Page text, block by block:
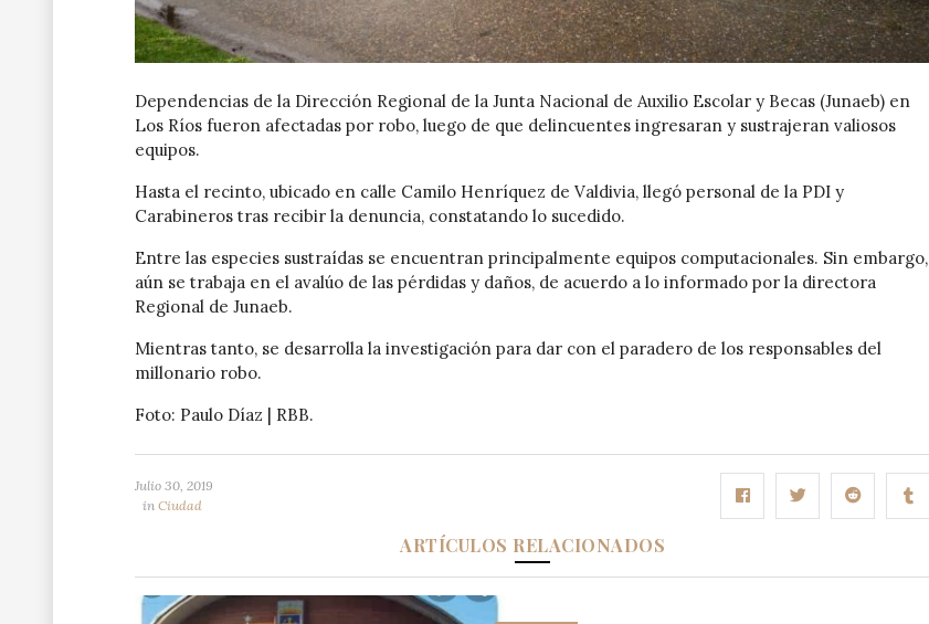
Dependencias de la Dirección Regional de la Junta Nacional de Auxilio Escolar y Becas (Junaeb) en
Los Ríos fueron afectadas por robo, luego de que delincuentes ingresaran y sustrajeran valiosos
equipos.
Hasta el recinto, ubicado en calle Camilo Henríquez de Valdivia, llegó personal de la PDI y
Carabineros tras recibir la denuncia, constatando lo sucedido.
Entre las especies sustraídas se encuentran principalmente equipos computacionales. Sin embargo,
aún se trabaja en el avalúo de las pérdidas y daños, de acuerdo a lo informado por la directora
Regional de Junaeb.
Mientras tanto, se desarrolla la investigación para dar con el paradero de los responsables del
millonario robo.
Foto: Paulo Díaz | RBB.
Julio 30, 2019
in Ciudad
ARTÍCULOS RELACIONADOS